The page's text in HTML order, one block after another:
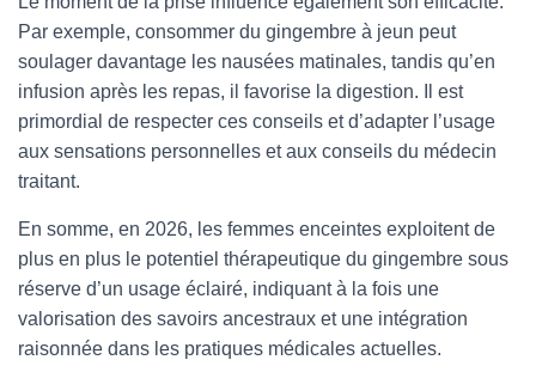
Par exemple, consommer du gingembre à jeun peut
soulager davantage les nausées matinales, tandis qu’en
infusion après les repas, il favorise la digestion. Il est
primordial de respecter ces conseils et d’adapter l’usage
aux sensations personnelles et aux conseils du médecin
traitant.
En somme, en 2026, les femmes enceintes exploitent de
plus en plus le potentiel thérapeutique du gingembre sous
réserve d’un usage éclairé, indiquant à la fois une
valorisation des savoirs ancestraux et une intégration
raisonnée dans les pratiques médicales actuelles.